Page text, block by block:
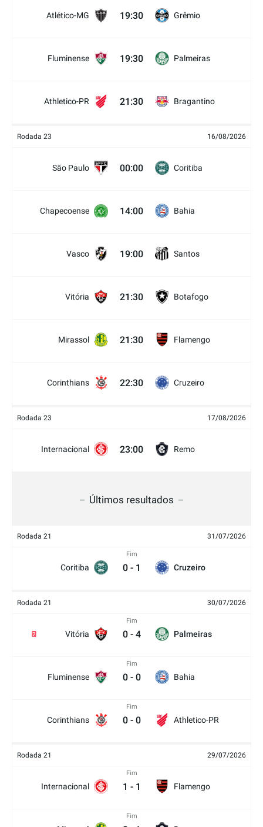
Atlético-MG 19:30 Grêmio
Fluminense 19:30 Palmeiras
Athletico-PR 21:30 Bragantino
Rodada 23 16/08/2026
São Paulo 00:00 Coritiba
Chapecoense 14:00 Bahia
Vasco 19:00 Santos
Vitória 21:30 Botafogo
Mirassol 21:30 Flamengo
Corinthians 22:30 Cruzeiro
Rodada 23 17/08/2026
Internacional 23:00 Remo
Últimos resultados
Rodada 21 31/07/2026
Coritiba
Fim
0 - 1 Cruzeiro
Rodada 21 30/07/2026
Vitória
2
Fim
0 - 4 Palmeiras
Fluminense
Fim
0 - 0 Bahia
Corinthians
Fim
0 - 0 Athletico-PR
Rodada 21 29/07/2026
Internacional
Fim
1 - 1 Flamengo
Fim